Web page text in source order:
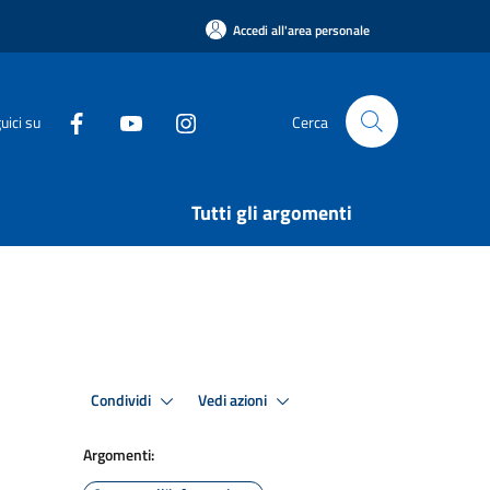
Accedi all'area personale
su Cerca
Tutti gli argomenti
Condividi Vedi azioni
Argomenti: